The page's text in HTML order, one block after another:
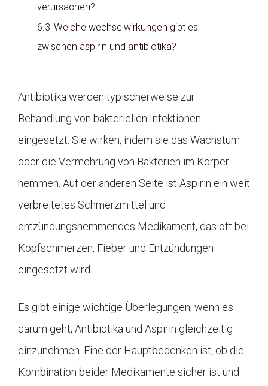
verursachen?
6.3 Welche wechselwirkungen gibt es
zwischen aspirin und antibiotika?
Antibiotika werden typischerweise zur
Behandlung von bakteriellen Infektionen
eingesetzt. Sie wirken, indem sie das Wachstum
oder die Vermehrung von Bakterien im Körper
hemmen. Auf der anderen Seite ist Aspirin ein weit
verbreitetes Schmerzmittel und
entzündungshemmendes Medikament, das oft bei
Kopfschmerzen, Fieber und Entzündungen
eingesetzt wird.
Es gibt einige wichtige Überlegungen, wenn es
darum geht, Antibiotika und Aspirin gleichzeitig
einzunehmen. Eine der Hauptbedenken ist, ob die
Kombination beider Medikamente sicher ist und